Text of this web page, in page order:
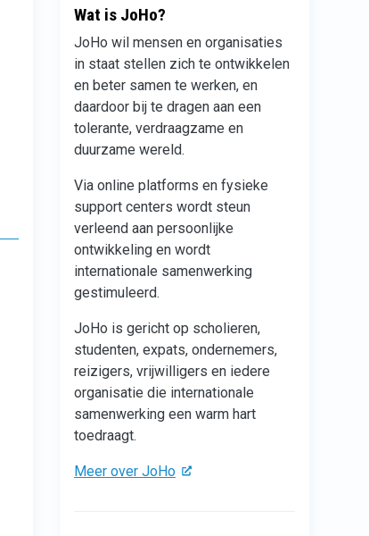
Wat is JoHo?
JoHo wil mensen en organisaties
in staat stellen zich te ontwikkelen
en beter samen te werken, en
daardoor bij te dragen aan een
tolerante, verdraagzame en
duurzame wereld.
Via online platforms en fysieke
support centers wordt steun
verleend aan persoonlijke
ontwikkeling en wordt
internationale samenwerking
gestimuleerd.
JoHo is gericht op scholieren,
studenten, expats, ondernemers,
reizigers, vrijwilligers en iedere
organisatie die internationale
samenwerking een warm hart
toedraagt.
Meer over JoHo